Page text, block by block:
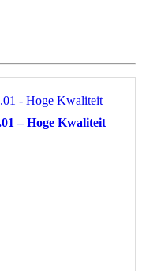
– Hoge Kwaliteit